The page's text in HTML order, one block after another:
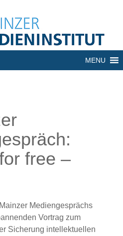
MENU
free –
Mediengesprächs
Vortrag zum
Sicherung intellektuellen